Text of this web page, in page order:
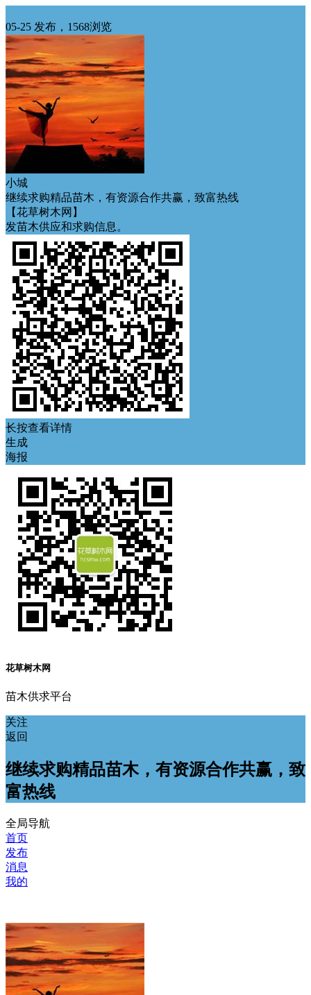
05-25 发布，1568浏览
小城
继续求购精品苗木，有资源合作共赢，致富热线
【花草树木网】
发苗木供应和求购信息。
长按查看详情
生成
海报
花草树木网
苗木供求平台
关注
返回
继续求购精品苗木，有资源合作共赢，致
富热线
全局导航
首页
发布
消息
我的